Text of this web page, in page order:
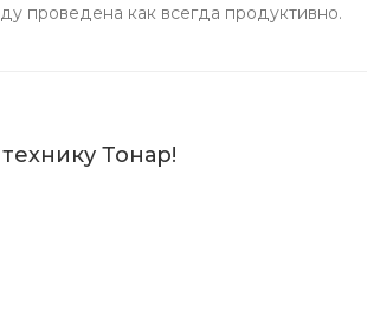
проведена как всегда продуктивно.
Тонар!